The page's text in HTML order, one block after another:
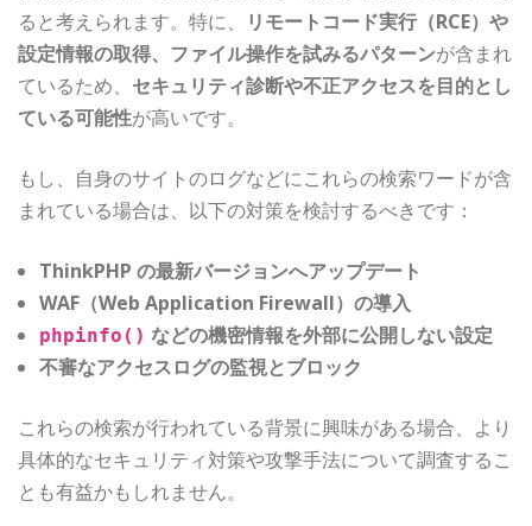
ると考えられます。特に、
リモートコード実行（RCE）や
設定情報の取得、ファイル操作を試みるパターンが含まれ
ているため、 セキュリティ診断や不正アクセスを目的とし
ている可能性が高いです。
もし、自身のサイトのログなどにこれらの検索ワードが含
まれている場合は、以下の対策を検討するべきです：
ThinkPHP の最新バージョンへアップデート
WAF（Web Application Firewall）の導入
phpinfo() などの機密情報を外部に公開しない設定
不審なアクセスログの監視とブロック
これらの検索が行われている背景に興味がある場合、より
具体的なセキュリティ対策や攻撃手法について調査するこ
とも有益かもしれません。